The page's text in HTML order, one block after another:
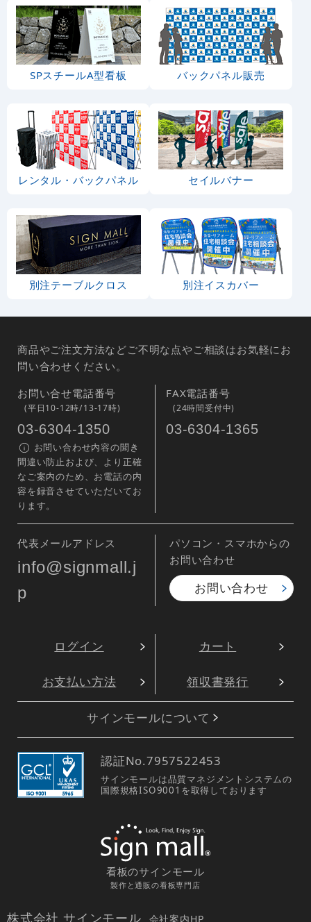
SPスチールA型看板 バックパネル販売
レンタル・バックパネル セイルバナー
別注テーブルクロス 別注イスカバー
商品やご注文方法などご不明な点やご相談はお気軽にお
問い合わせください。
お問い合せ電話番号
(平日10-12時/13-17時)
03-6304-1350
お問い合わせ内容の聞き
間違い防止および、より正確
なご案内のため、お電話の内
容を録音させていただいてお
ります。
FAX電話番号
(24時間受付中)
03-6304-1365
代表メールアドレス
info@signmall.j
p
パソコン・スマホからの
お問い合わせ
お問い合わせ
ログイン カート
お支払い方法 領収書発行
サインモールについて
認証No.7957522453
サインモールは品質マネジメントシステムの
国際規格ISO9001を取得しております
看板のサインモール
製作と通販の看板専門店
株式会社 サインモール 会社案内HP